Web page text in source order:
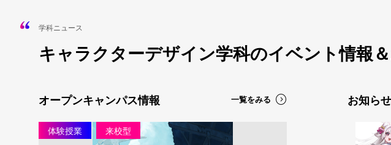
学科ニュース
キャラクターデザイン学科のイベント情報
オープンキャンパス情報
体験授業 来校型 来校型
一覧をみる お知らせ